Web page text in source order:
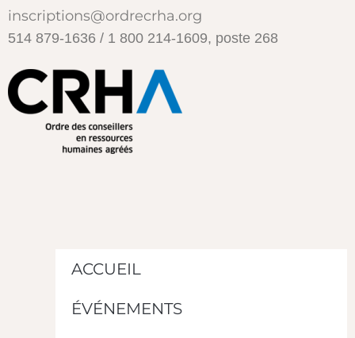
inscriptions@ordrecrha.org
514 879-1636 / 1 800 214-1609, poste 268
ACCUEIL
ÉVÉNEMENTS